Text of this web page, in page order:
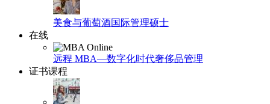
美食与葡萄酒国际管理硕士
在线
远程 MBA—数字化时代奢侈品管理
证书课程